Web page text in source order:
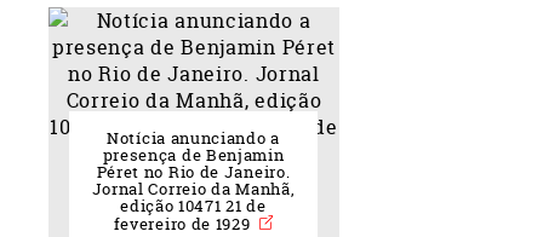
Notícia anunciando a
presença de Benjamin
Péret no Rio de Janeiro.
Jornal Correio da Manhã,
edição 10471 21 de
fevereiro de 1929